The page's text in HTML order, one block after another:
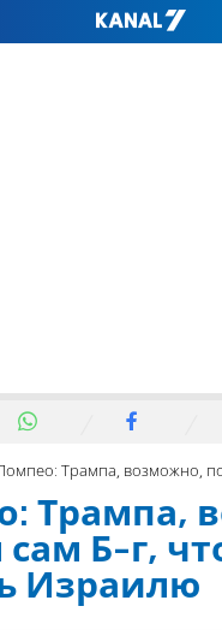
Трампа, возможно, послал сам Б-г,
Трампа,
сам Б-г,
Израилю